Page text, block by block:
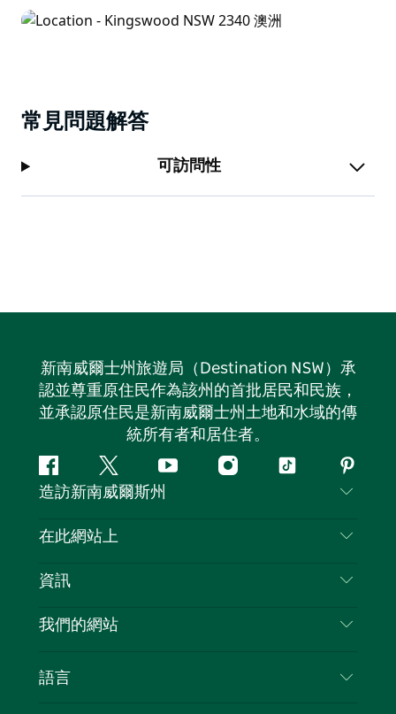
常見問題解答
可訪問性
新南威爾士州旅遊局（Destination NSW）承
認並尊重原住民作為該州的首批居民和民族，
並承認原住民是新南威爾士州土地和水域的傳
統所有者和居住者。
Facebook嘰
嘰
喳
Youtube Instagram
抖
造訪新南威爾斯州
聯絡我們
隱私
Cookie 通知
在此網站上
目的地
新南威爾斯州公路旅行
活動
資訊
旅行資訊
新南威爾斯的商業
我們的網站
語言